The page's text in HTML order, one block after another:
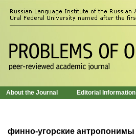
About the Journal Editorial Information
финно-угорские антропонимы